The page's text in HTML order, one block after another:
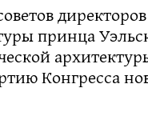
принца
Конгресса